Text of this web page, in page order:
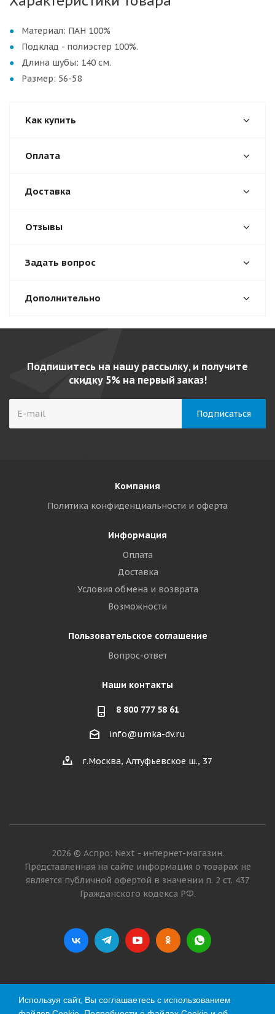
Материал: ПАН 100%
Подклад - полиэстер 100%.
Длина шубы: 140 см.
Размер: 56-58
Как купить
Оплата
Доставка
Отзывы
Задать вопрос
Дополнительно
Подпишитесь на нашу рассылку, и получите
скидку 5% на первый заказ!
Компания
Политика конфиденциальности и оферта
Информация
Оплата
Доставка
Условия обмена и возврата
Возможности
Пользовательское соглашение
Вопрос-ответ
Наши контакты
8 800 777 58 61
info@umka-dv.ru
г.Москва, Алтуфьевское ш., 37
2026 © Аспро: Next - интернет-магазин.
Представленная на сайте информация о товарах не
является публичной офертой в значении п. 2 ст. 437
Гражданского кодекса РФ.
Используя сайт, Вы соглашаетесь с использованием